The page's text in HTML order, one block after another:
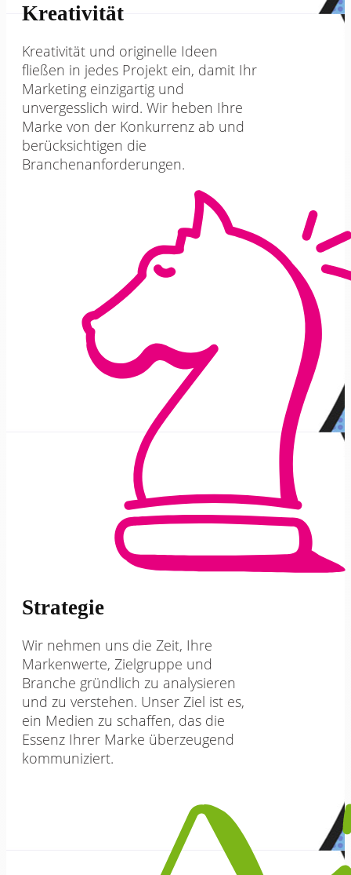
Kreativität
Kreativität und originelle Ideen
fließen in jedes Projekt ein, damit Ihr
Marketing einzigartig und
unvergesslich wird. Wir heben Ihre
Marke von der Konkurrenz ab und
berücksichtigen die
Branchenanforderungen.
Strategie
Wir nehmen uns die Zeit, Ihre
Markenwerte, Zielgruppe und
Branche gründlich zu analysieren
und zu verstehen. Unser Ziel ist es,
ein Medien zu schaffen, das die
Essenz Ihrer Marke überzeugend
kommuniziert.